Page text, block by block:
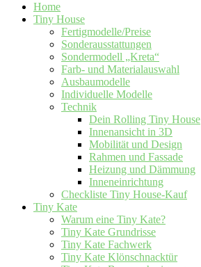
Home
Tiny House
Fertigmodelle/Preise
Sonderausstattungen
Sondermodell „Kreta“
Farb- und Materialauswahl
Ausbaumodelle
Individuelle Modelle
Technik
Dein Rolling Tiny House
Innenansicht in 3D
Mobilität und Design
Rahmen und Fassade
Heizung und Dämmung
Inneneinrichtung
Checkliste Tiny House-Kauf
Tiny Kate
Warum eine Tiny Kate?
Tiny Kate Grundrisse
Tiny Kate Fachwerk
Tiny Kate Klönschnacktür